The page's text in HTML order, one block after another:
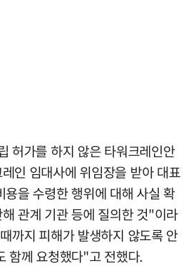
허가를 하지 않은 타워크레인안
인 임대사에 위임장을 받아 대표
용을 수령한 행위에 대해 사실 확
관계 기관 등에 질의한 것"이라
까지 피해가 발생하지 않도록 안
함께 요청했다"고 전했다.